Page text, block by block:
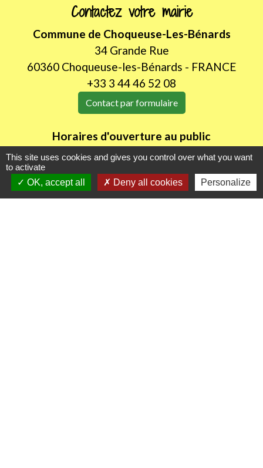
Contactez votre mairie
Commune de Choqueuse-Les-Bénards
34 Grande Rue
60360 Choqueuse-les-Bénards - FRANCE
+33 3 44 46 52 08
Contact par formulaire
Horaires d'ouverture au public
LUNDI de 8H30 à 12h00
This site uses cookies and gives you control over what you want
to activate
OK, accept all
Deny all cookies Personalize